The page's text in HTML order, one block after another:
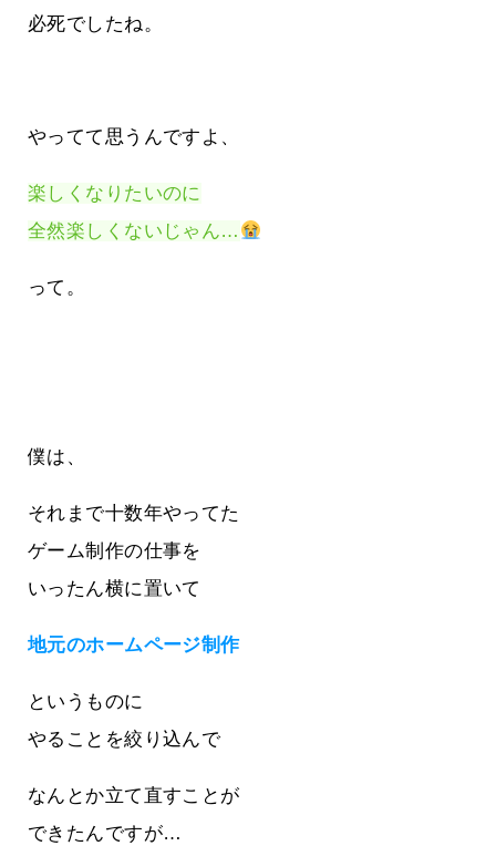
必死でしたね。
やってて思うんですよ、
楽しくなりたいのに
全然楽しくないじゃん…
って。
僕は、
それまで十数年やってた
ゲーム制作の仕事を
いったん横に置いて
地元のホームページ制作
というものに
やることを絞り込んで
なんとか立て直すことが
できたんですが…